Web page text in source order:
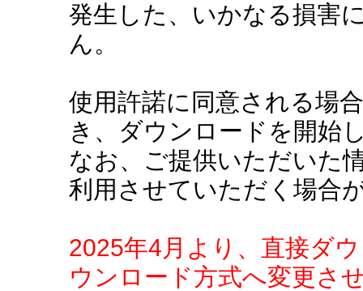
発生した、いかなる損害
ん。
使用許諾に同意される場
き、ダウンロードを開始
なお、ご提供いただいた
利用させていただく場合
2025年4月より、直接ダ
ウンロード方式へ変更さ